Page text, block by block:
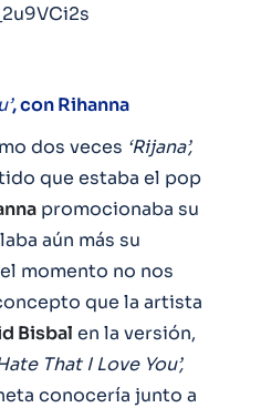
, con Rihanna
dos veces ‘Rijana’,
que estaba el pop
promocionaba su
aún más su
momento no nos
que la artista
Bisbal en la versión,
That I Love You’,
conocería junto a